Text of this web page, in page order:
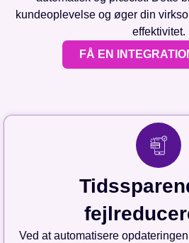
kundeoplevelse og øger din
effektivitet.
FÅ EN
Ved at automatisere